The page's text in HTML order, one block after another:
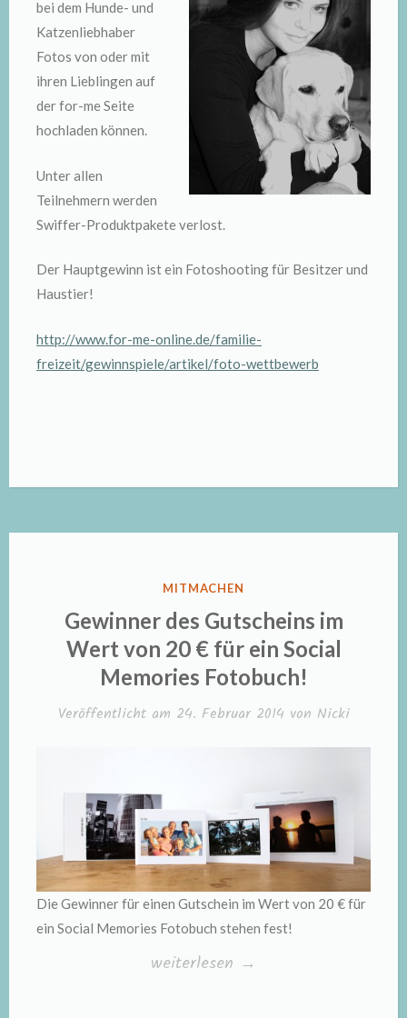
bei dem Hunde- und
Katzenliebhaber
Fotos von oder mit
ihren Lieblingen auf
der for-me Seite
hochladen können.
Unter allen
Teilnehmern werden
Swiffer-Produktpakete verlost.
Der Hauptgewinn ist ein Fotoshooting für Besitzer und
Haustier!
http://www.for-me-online.de/familie-
freizeit/gewinnspiele/artikel/foto-wettbewerb
VERÖFFENTLICHT
MITMACHEN
Gewinner des Gutscheins im
Wert von 20 € für ein Social
Memories Fotobuch!
Veröffentlicht am 24. Februar 2014 von Nicki
Die Gewinner für einen Gutschein im Wert von 20 € für
ein Social Memories Fotobuch stehen fest!
„Gewinner
weiterlesen →